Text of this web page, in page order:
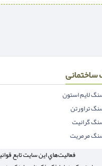
لایم استون
تراورتن
گرانیت
مرمریت
فعاليت‌هاي اين سايت تابع